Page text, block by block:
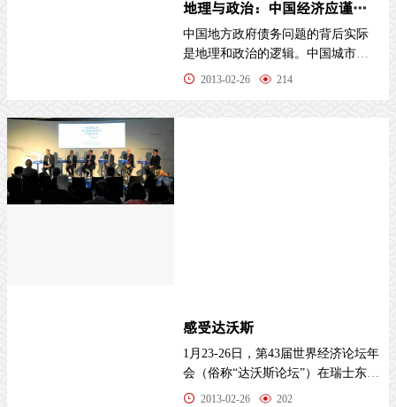
地理与政治：中国经济应谨防“欧洲化” ——陆铭教授在上海金...
中国地方政府债务问题的背后实际
是地理和政治的逻辑。中国城市和
区域的发展，目前有两条道路可供
2013-02-26 214
感受达沃斯
1月23-26日，第43届世界经济论坛年
会（俗称“达沃斯论坛”）在瑞士东部
小 2013-02-26 202